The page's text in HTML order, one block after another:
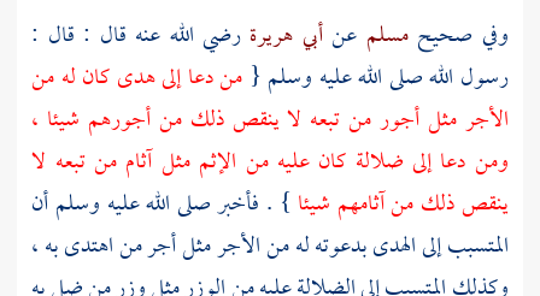
وفي صحيحمسلم عنأبي هريرة رضي الله عنه قال : قال :
رسول الله صلى الله عليه وسلم { من دعا إلى هدى كان له من
الأجر مثل أجور من تبعه لا ينقص ذلك من أجورهم شيئا ،
ومن دعا إلى ضلالة كان عليه من الإثم مثل آثام من تبعه لا
ينقص ذلك من آثامهم شيئا } . فأخبر صلى الله عليه وسلم أن
المتسبب إلى الهدى بدعوته له من الأجر مثل أجر من اهتدى به ،